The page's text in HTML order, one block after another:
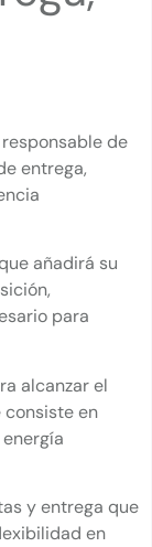
de
entrega,
añadirá su
para
alcanzar el
consiste en
y entrega que
en